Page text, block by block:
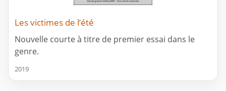
Les victimes de l’été
Nouvelle courte à titre de premier essai dans le
genre.
2019